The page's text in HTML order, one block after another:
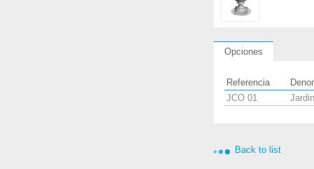
Opciones
Referencia
JCO 01
Back to list